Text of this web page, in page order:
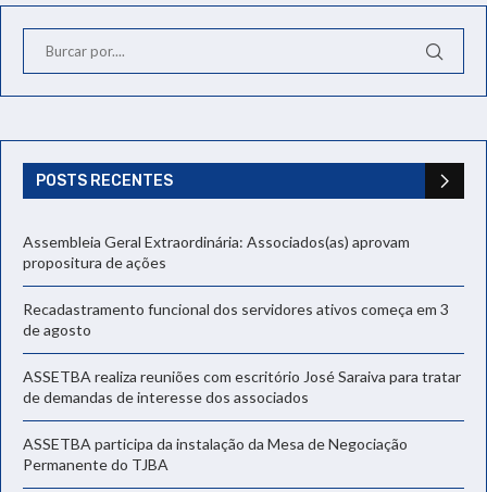
POSTS RECENTES
Assembleia Geral Extraordinária: Associados(as) aprovam
propositura de ações
Recadastramento funcional dos servidores ativos começa em 3
de agosto
ASSETBA realiza reuniões com escritório José Saraiva para tratar
de demandas de interesse dos associados
ASSETBA participa da instalação da Mesa de Negociação
Permanente do TJBA